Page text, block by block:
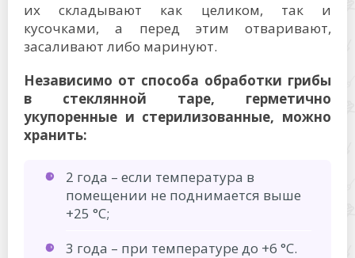
их складывают как целиком, так и
кусочками, а перед этим отваривают,
засаливают либо маринуют.
Независимо от способа обработки грибы
в стеклянной таре, герметично
укупоренные и стерилизованные, можно
хранить:
2 года – если температура в
помещении не поднимается выше
+25 °C;
3 года – при температуре до +6 °C.